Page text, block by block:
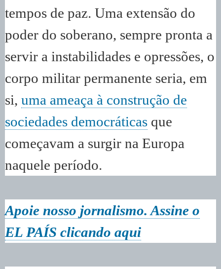
tempos de paz. Uma extensão do
poder do soberano, sempre pronta a
servir a instabilidades e opressões, o
corpo militar permanente seria, em
si, uma ameaça à construção de
sociedades democráticas que
começavam a surgir na Europa
naquele período.
Apoie nosso jornalismo. Assine o
EL PAÍS clicando aqui